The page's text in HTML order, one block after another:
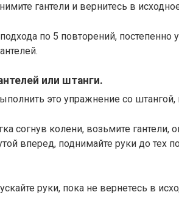
гантели и вернитесь в
по 5 повторений, постепенно
или штанги.
это упражнение со штангой,
согнув колени, возьмите гантели,
вперед, поднимайте руки до тех
руки, пока не вернетесь в